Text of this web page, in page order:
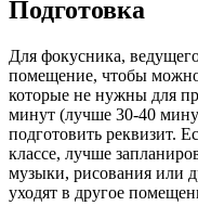
Подготовка
Для фокусника,
помещение, чтобы можно
которые не нужны для
минут (лучше 30-40
подготовить реквизит.
классе, лучше
музыки, рисования или
уходят в другое